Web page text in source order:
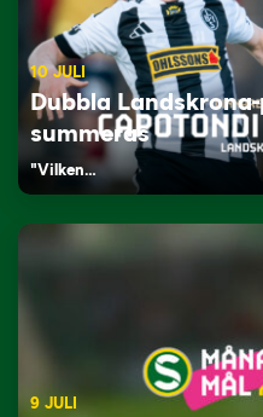
10 JULI
Dubbla
summeras
"Vilken…
9 JULI